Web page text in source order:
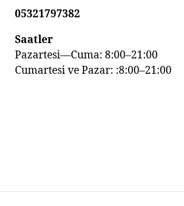
05321797382
Saatler
Pazartesi—Cuma: 8:00–21:00
Cumartesi ve Pazar: :8:00–21:00